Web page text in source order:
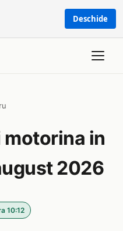
Deschide
motorina in
2026
10:12